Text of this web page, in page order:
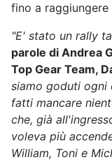
fino a raggiungere
"E' stato un rally
parole di Andrea
Top Gear Team,
siamo goduti ogni
fatti mancare
che, già
voleva più
William, Toni e